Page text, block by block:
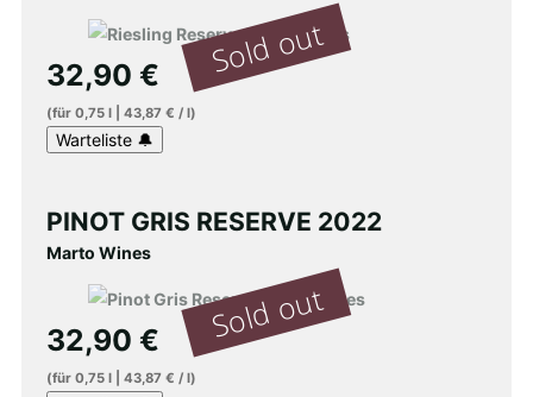
32,90 €
(für 0,75 l| 43,87 € / l)
PINOT GRIS RESERVE 2022
Marto Wines
32,90 €
(für 0,75 l| 43,87 € / l)